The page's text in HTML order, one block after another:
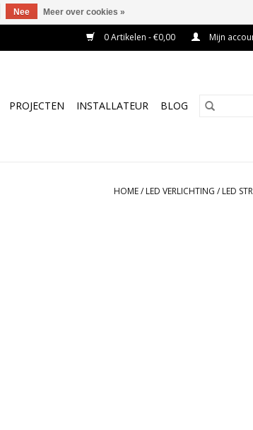
0 Artikelen - €0,00 Mijn
PROJECTEN INSTALLATEUR BLOG
HOME/ LED VERLICHTING / LED
Nee Meer over cookies »